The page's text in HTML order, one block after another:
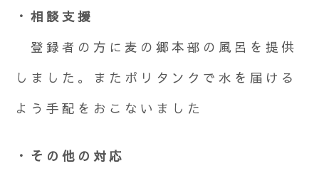
・相談支援
登録者の方に麦の郷本部の風呂を提供
しました。またポリタンクで水を届ける
よう手配をおこないました
・その他の対応